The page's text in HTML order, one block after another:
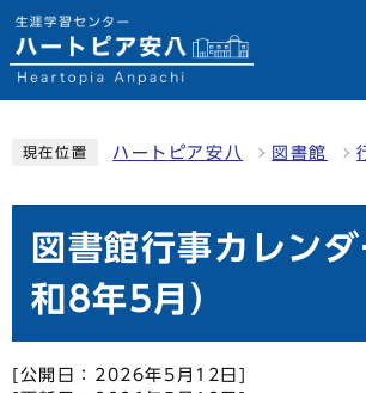
現在位置 ハートピア安八 図書館
図書館行事カレン
和8年5月）
[公開日：2026年5月12日]